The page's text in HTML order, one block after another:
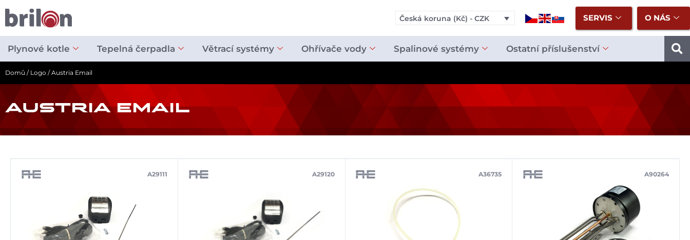
obsah
Česká koruna (Kč) - CZK SERVIS O NÁS
Plynové kotle Tepelná čerpadla Větrací systémy Ohřívače vody Spalinové systémy Ostatní příslušenství
Domů / Logo / Austria Email
AUSTRIA EMAIL
A29111 A29120 A36735 A90264